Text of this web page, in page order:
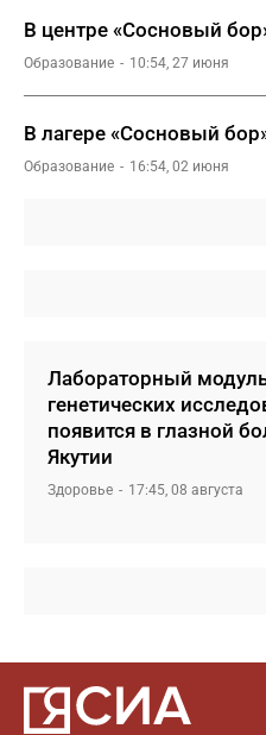
В центре «Сосновый
Образование 10:54, 27 июня
В лагере «Сосновый
Образование 16:54, 02 июня
Лабораторный
генетических
появится в глазной
Якутии
Здоровье 17:45, 08 августа